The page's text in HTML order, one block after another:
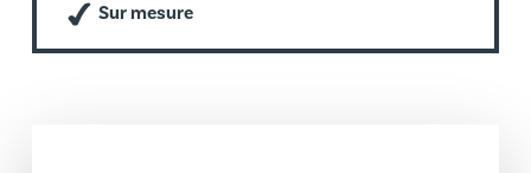
Sur mesure